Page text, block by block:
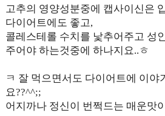
고추의 영양성분중에 캡사이신은
다이어트에도 좋고,
콜레스테롤 수치를 낯추어주고 성
주어야 하는것중에 하나지요..ㅎ
ㅋ 잘 먹으면서도 다이어트에 이
요??^^;;
어지까나 정신이 번쩍드는 매운맛